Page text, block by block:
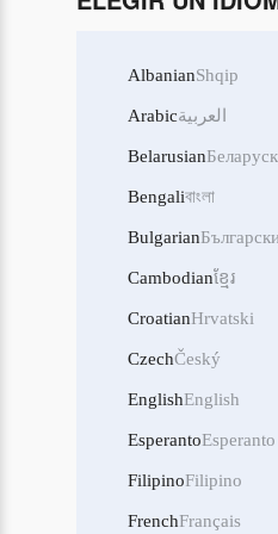
AlbanianShqip
Arabicالعربية
Belarusian
Bengaliবাংলা
Bulgarian
Cambodianខ្មែរ
CroatianHrvatski
CzechČeský
EnglishEnglish
EsperantoEsperanto
FilipinoFilipino
FrenchFrançais